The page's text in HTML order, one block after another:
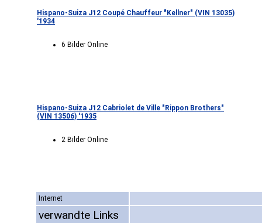
Hispano-Suiza J12 Coupé Chauffeur "Kellner" (VIN 13035)
'1934
6 Bilder Online
Hispano-Suiza J12 Cabriolet de Ville "Rippon Brothers"
(VIN 13506) '1935
2 Bilder Online
Internet
verwandte Links